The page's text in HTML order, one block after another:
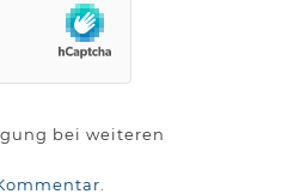
bei weiteren